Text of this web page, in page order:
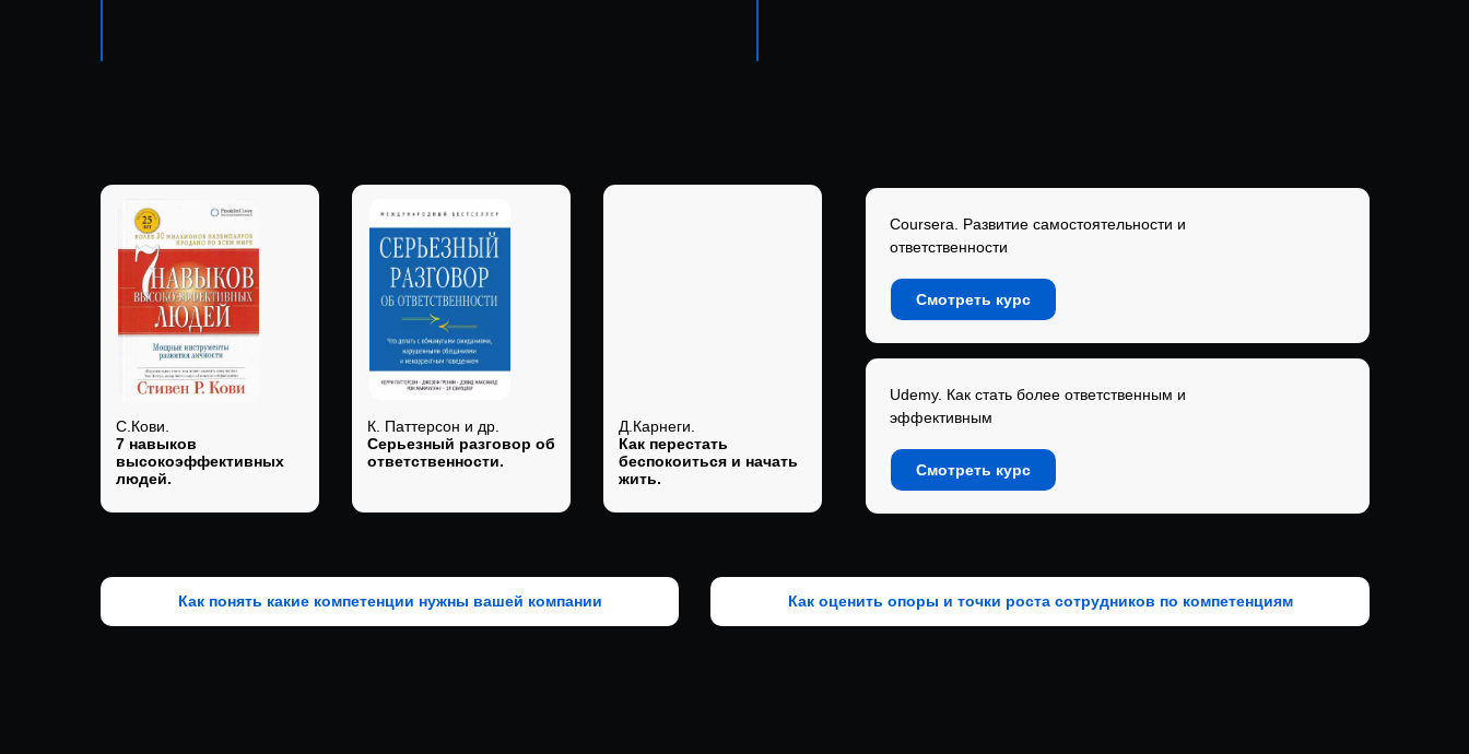
С.Кови.
7 навыков
высокоэффективных
людей.
Д.Карнеги.
Как перестать
беспокоиться и начать
жить.
К. Паттерсон и др.
Серьезный разговор об
ответственности.
Udemy. Как стать более ответственным и
эффективным
Смотреть курс
Coursera. Развитие самостоятельности и
ответственности
Смотреть курс
Как оценить опоры и точки роста сотрудников по компетенциям
Как понять какие компетенции нужны вашей компании